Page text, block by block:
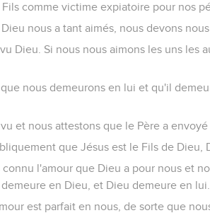
comme victime expiatoire pour nos
nous a tant aimés, nous devons
Dieu. Si nous nous aimons les uns les
nous demeurons en lui et qu'il
et nous attestons que le Père a
que Jésus est le Fils de Dieu,
connu l'amour que Dieu a pour nous et
en Dieu, et Dieu demeure en lui.
est parfait en nous, de sorte que